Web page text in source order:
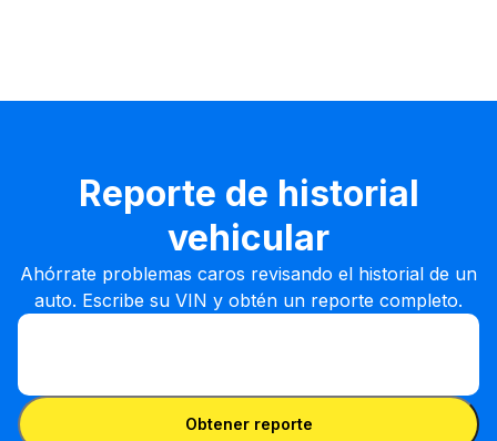
Reporte de historial
vehicular
Ahórrate problemas caros revisando el historial de un
auto. Escribe su VIN y obtén un reporte completo.
Ingresa el VIN
Ingresa el VIN
Obtener reporte